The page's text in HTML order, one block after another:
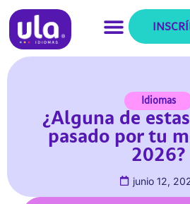
Idiomas
¿Alguna de
pasado por tu
2026?
junio 12,